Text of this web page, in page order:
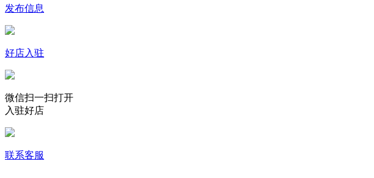
发布信息
好店入驻
微信扫一扫打开
入驻好店
联系客服